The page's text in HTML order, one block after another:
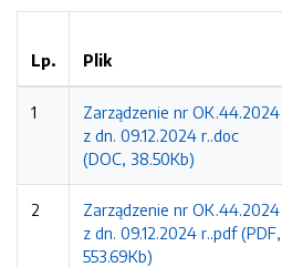
Lp. Plik
1
Zarządzenie nr OK.44.2024
z dn. 09.12.2024 r..doc
(DOC, 38.50Kb)
2
Zarządzenie nr OK.44.2024
z dn. 09.12.2024 r..pdf (PDF,
553.69Kb)